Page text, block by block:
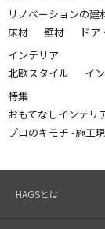
リノベーションの建
床材
壁材 ドア
インテリア
北欧スタイル
イ
特集
おもてなしインテリ
プロのキモチ -施工
HAGSとは